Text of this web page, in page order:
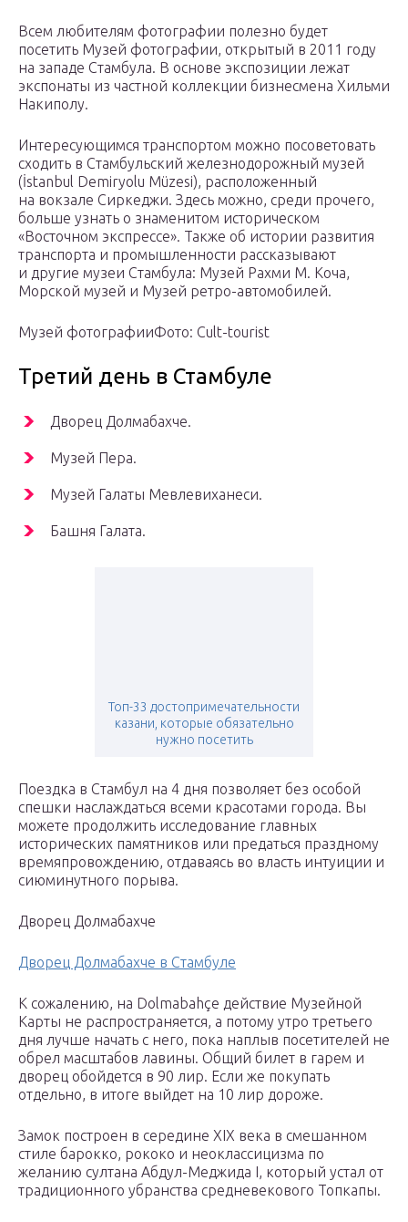
Всем любителям фотографии полезно будет
посетить Музей фотографии, открытый в 2011 году
на западе Стамбула. В основе экспозиции лежат
экспонаты из частной коллекции бизнесмена Хильми
Накиполу.
Интересующимся транспортом можно посоветовать
сходить в Стамбульский железнодорожный музей
(İstanbul Demiryolu Müzesi), расположенный
на вокзале Сиркеджи. Здесь можно, среди прочего,
больше узнать о знаменитом историческом
«Восточном экспрессе». Также об истории развития
транспорта и промышленности рассказывают
и другие музеи Стамбула: Музей Рахми М. Коча,
Морской музей и Музей ретро-автомобилей.
Музей фотографииФото: Cult-tourist
Третий день в Стамбуле
Дворец Долмабахче.
Музей Пера.
Музей Галаты Мевлевиханеси.
Башня Галата.
Топ-33 достопримечательности
казани, которые обязательно
нужно посетить
Поездка в Стамбул на 4 дня позволяет без особой
спешки наслаждаться всеми красотами города. Вы
можете продолжить исследование главных
исторических памятников или предаться праздному
времяпровождению, отдаваясь во власть интуиции и
сиюминутного порыва.
Дворец Долмабахче
Дворец Долмабахче в Стамбуле
К сожалению, на Dolmabahçe действие Музейной
Карты не распространяется, а потому утро третьего
дня лучше начать с него, пока наплыв посетителей не
обрел масштабов лавины. Общий билет в гарем и
дворец обойдется в 90 лир. Если же покупать
отдельно, в итоге выйдет на 10 лир дороже.
Замок построен в середине XIX века в смешанном
стиле барокко, рококо и неоклассицизма по
желанию султана Абдул-Меджида I, который устал от
традиционного убранства средневекового Топкапы.